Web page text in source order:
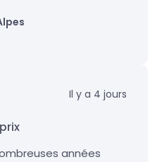
Il y a 4 jours
années